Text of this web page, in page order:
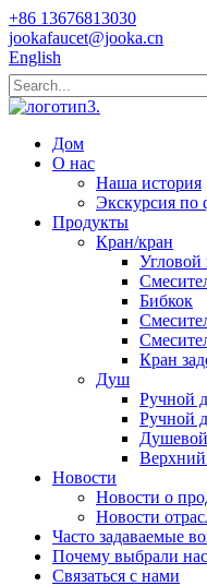
+86 13676813030
jookafaucet@jooka.cn
English
Дом
О нас
Наша история
Экскурсия по
Продукты
Кран/кран
Угловой
Бибкок
Кран
Душ
Ручной
Ручной
Новости
Новости о
Новости
Часто задаваемые
Почему выбрали
Связаться с нами